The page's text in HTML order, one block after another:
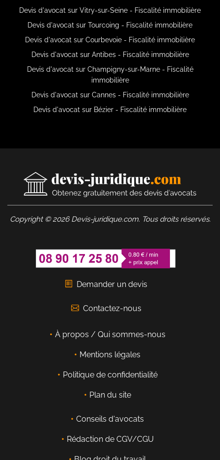
Devis d'avocat sur Vitry-sur-Seine - Fiscalité immobilière
Devis d'avocat sur Tourcoing - Fiscalité immobilière
Devis d'avocat sur Courbevoie - Fiscalité immobilière
Devis d'avocat sur Antibes - Fiscalité immobilière
Devis d'avocat sur Champigny-sur-Marne - Fiscalité
immobilière
Devis d'avocat sur Cannes - Fiscalité immobilière
Devis d'avocat sur Bézier - Fiscalité immobilière
Copyright © 2026 Devis-juridique.com. Tous droits réservés.
Demander un devis
Contactez-nous
À propos / Qui sommes-nous
Mentions légales
Politique de confidentialité
Plan du site
Conseils d'avocats
Rédaction de CGV/CGU